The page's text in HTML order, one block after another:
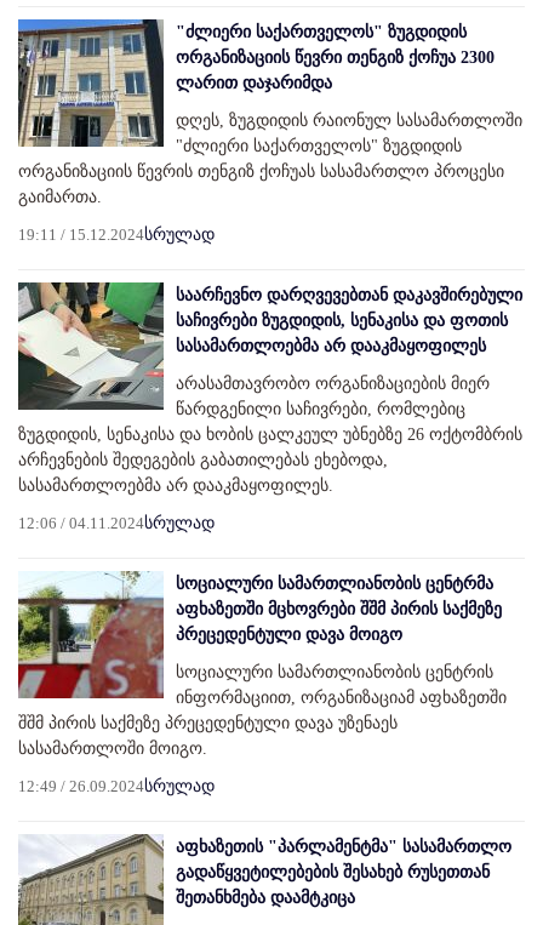
"ძლიერი საქართველოს" ზუგდიდის
ორგანიზაციის წევრი თენგიზ ქოჩუა 2300
ლარით დაჯარიმდა
დღეს, ზუგდიდის რაიონულ სასამართლოში
"ძლიერი საქართველოს" ზუგდიდის
ორგანიზაციის წევრის თენგიზ ქოჩუას სასამართლო პროცესი
გაიმართა.
19:11 / 15.12.2024სრულად
საარჩევნო დარღვევებთან დაკავშირებული
საჩივრები ზუგდიდის, სენაკისა და ფოთის
სასამართლოებმა არ დააკმაყოფილეს
არასამთავრობო ორგანიზაციების მიერ
წარდგენილი საჩივრები, რომლებიც
ზუგდიდის, სენაკისა და ხობის ცალკეულ უბნებზე 26 ოქტომბრის
არჩევნების შედეგების გაბათილებას ეხებოდა,
სასამართლოებმა არ დააკმაყოფილეს.
12:06 / 04.11.2024სრულად
სოციალური სამართლიანობის ცენტრმა
აფხაზეთში მცხოვრები შშმ პირის საქმეზე
პრეცედენტული დავა მოიგო
სოციალური სამართლიანობის ცენტრის
ინფორმაციით, ორგანიზაციამ აფხაზეთში
შშმ პირის საქმეზე პრეცედენტული დავა უზენაეს
სასამართლოში მოიგო.
12:49 / 26.09.2024სრულად
აფხაზეთის "პარლამენტმა" სასამართლო
გადაწყვეტილებების შესახებ რუსეთთან
შეთანხმება დაამტკიცა